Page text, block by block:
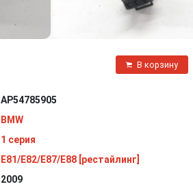
В корзину
AP54785905
BMW
1 серия
E81/E82/E87/E88 [рестайлинг]
2009